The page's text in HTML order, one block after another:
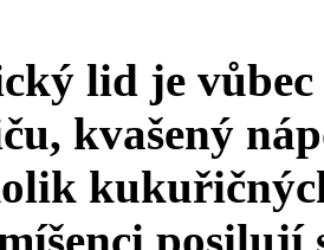
lid je
kvašený
posilují